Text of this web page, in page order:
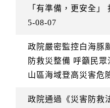
「有準備，更安全」
5-08-07
政院嚴密監控白海豚
防救災整備 呼籲民
山區海域登高災害危
政院通過《災害防救